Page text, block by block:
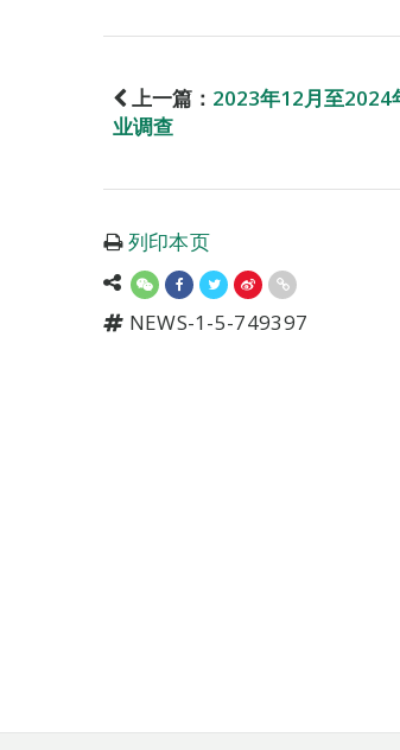
上一篇： 2023年12月至2024
业调查
列印本页
NEWS-1-5-749397